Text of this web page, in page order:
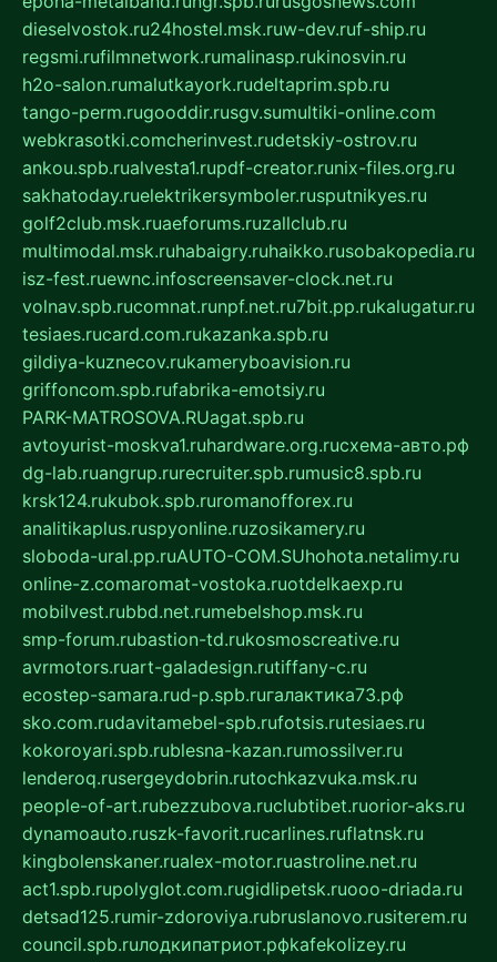
dieselvostok.ru24hostel.msk.ruw-dev.ruf-ship.ru
regsmi.rufilmnetwork.rumalinasp.rukinosvin.ru
h2o-salon.rumalutkayork.rudeltaprim.spb.ru
tango-perm.rugooddir.rusgv.sumultiki-online.com
webkrasotki.comcherinvest.rudetskiy-ostrov.ru
ankou.spb.rualvesta1.rupdf-creator.runix-files.org.ru
sakhatoday.ruelektrikersymboler.rusputnikyes.ru
golf2club.msk.ruaeforums.ruzallclub.ru
multimodal.msk.ruhabaigry.ruhaikko.rusobakopedia.ru
isz-fest.ruewnc.infoscreensaver-clock.net.ru
volnav.spb.rucomnat.runpf.net.ru7bit.pp.rukalugatur.ru
tesiaes.rucard.com.rukazanka.spb.ru
gildiya-kuznecov.rukameryboavision.ru
griffoncom.spb.rufabrika-emotsiy.ru
PARK-MATROSOVA.RUagat.spb.ru
avtoyurist-moskva1.ruhardware.org.ruсхема-авто.рф
dg-lab.ruangrup.rurecruiter.spb.rumusic8.spb.ru
krsk124.rukubok.spb.ruromanofforex.ru
analitikaplus.ruspyonline.ruzosikamery.ru
sloboda-ural.pp.ruAUTO-COM.SUhohota.netalimy.ru
online-z.comaromat-vostoka.ruotdelkaexp.ru
mobilvest.rubbd.net.rumebelshop.msk.ru
smp-forum.rubastion-td.rukosmoscreative.ru
avrmotors.ruart-galadesign.rutiffany-c.ru
ecostep-samara.rud-p.spb.ruгалактика73.рф
sko.com.rudavitamebel-spb.rufotsis.rutesiaes.ru
kokoroyari.spb.rublesna-kazan.rumossilver.ru
lenderoq.rusergeydobrin.rutochkazvuka.msk.ru
people-of-art.rubezzubova.ruclubtibet.ruorior-aks.ru
dynamoauto.ruszk-favorit.rucarlines.ruflatnsk.ru
kingbolenskaner.rualex-motor.ruastroline.net.ru
act1.spb.rupolyglot.com.rugidlipetsk.ruooo-driada.ru
detsad125.rumir-zdoroviya.rubruslanovo.rusiterem.ru
council.spb.ruлодкипатриот.рфkafekolizey.ru